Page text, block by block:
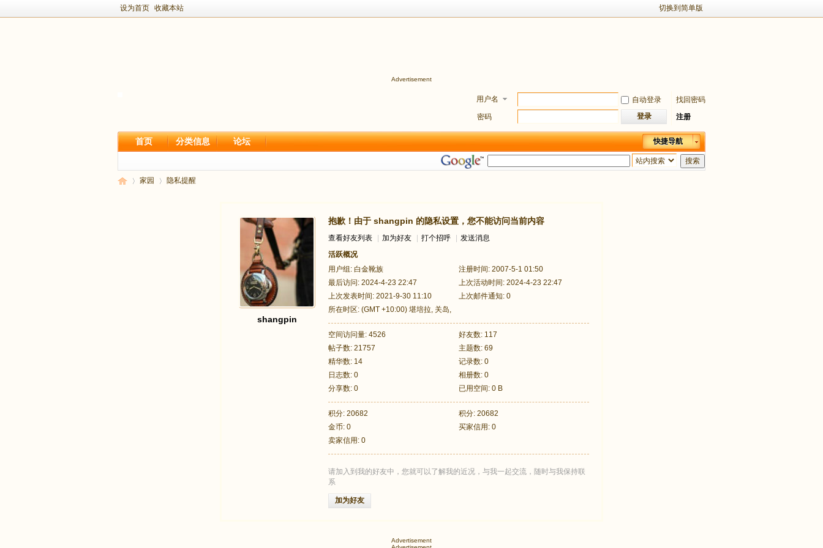
设为首页 收藏本站 切换到简单版
Advertisement
用户名 自动登录
找回密码
密码
登录 注册
快捷导航
首页 分类信息 论坛
搜索
家园 隐私提醒
shangpin
抱歉！由于 shangpin 的隐私设置，您不能访问当前内容
查看好友列表 加为好友 打个招呼
发送消息
活跃概况
用户组: 白金靴族
注册时间: 2007-5-1 01:50
最后访问: 2024-4-23 22:47
上次活动时间: 2024-4-23 22:47
上次发表时间: 2021-9-30 11:10
上次邮件通知: 0
所在时区: (GMT +10:00) 堪培拉, 关岛,
空间访问量: 4526
好友数: 117
帖子数: 21757
主题数: 69
精华数: 14
记录数: 0
日志数: 0
相册数: 0
分享数: 0
已用空间: 0 B
积分: 20682
积分: 20682
金币: 0
买家信用: 0
卖家信用: 0
请加入到我的好友中，您就可以了解我的近况，与我一起交流，随时与我保持联
系
加为好友
Advertisement